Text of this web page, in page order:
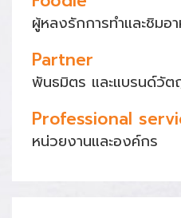
ผู้หลงรักการทำและชิมอ
Partner
พันธมิตร และแบรนด์วัต
Professional
หน่วยงานและองค์กร